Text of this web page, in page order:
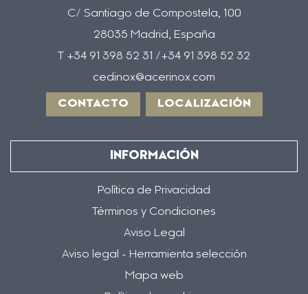
C/ Santiago de Compostela, 100
28035 Madrid, España
T +34 91 398 52 31 /+34 91 398 52 32
cedinox@acerinox.com
CONTACTO LOCALIZACIÓN
INFORMACIÓN
Política de Privacidad
Términos y Condiciones
Aviso Legal
Aviso legal - Herramienta selección
Mapa web